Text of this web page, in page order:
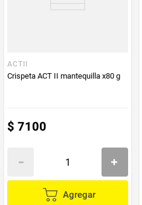
ACTII
Crispeta ACT II mantequilla x80 g
$ 7100
Agregar